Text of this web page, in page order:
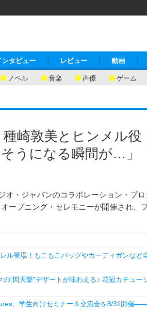
ノベル 音楽 声優 ゲーム
ンタビュー レビュー 動画
崎敦美とヒンメル役
うになる瞬間が…」
・ジャパンのコラボレーション・プ
ープニング・セレモニーが開催され、
ル登場！もこもこバッグやカーディガンなど
“閃天撃”デザートが味わえる♪ 花冠カチュー
、学生向けセミナー＆交流会を8/31開催